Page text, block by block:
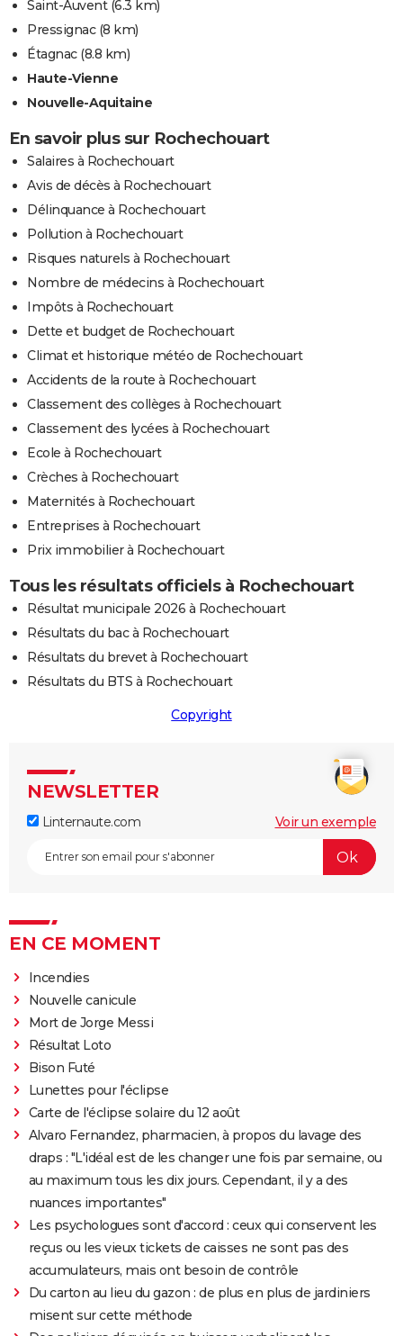
Saint-Auvent(6.3 km)
Pressignac(8 km)
Étagnac(8.8 km)
Haute-Vienne
Nouvelle-Aquitaine
En savoir plus sur Rochechouart
Salaires à Rochechouart
Avis de décès à Rochechouart
Délinquance à Rochechouart
Pollution à Rochechouart
Risques naturels à Rochechouart
Nombre de médecins à Rochechouart
Impôts à Rochechouart
Dette et budget de Rochechouart
Climat et historique météo de Rochechouart
Accidents de la route à Rochechouart
Classement des collèges à Rochechouart
Classement des lycées à Rochechouart
Ecole à Rochechouart
Crèches à Rochechouart
Maternités à Rochechouart
Entreprises à Rochechouart
Prix immobilier à Rochechouart
Tous les résultats officiels à Rochechouart
Résultat municipale 2026 à Rochechouart
Résultats du bac à Rochechouart
Résultats du brevet à Rochechouart
Résultats du BTS à Rochechouart
Copyright
NEWSLETTER
Linternaute.com Voir un exemple
EN CE MOMENT
Incendies
Nouvelle canicule
Mort de Jorge Messi
Résultat Loto
Bison Futé
Lunettes pour l'éclipse
Carte de l'éclipse solaire du 12 août
Alvaro Fernandez, pharmacien, à propos du lavage des
draps : "L'idéal est de les changer une fois par semaine, ou
au maximum tous les dix jours. Cependant, il y a des
nuances importantes"
Les psychologues sont d'accord : ceux qui conservent les
reçus ou les vieux tickets de caisses ne sont pas des
accumulateurs, mais ont besoin de contrôle
Du carton au lieu du gazon : de plus en plus de jardiniers
misent sur cette méthode